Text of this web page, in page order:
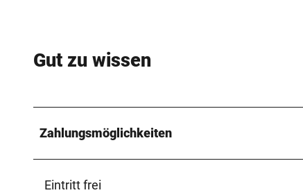
Gut zu wissen
Zahlungsmöglichkeiten
Eintritt frei